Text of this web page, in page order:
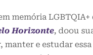
memória
Horizonte, doou
manter e estudar